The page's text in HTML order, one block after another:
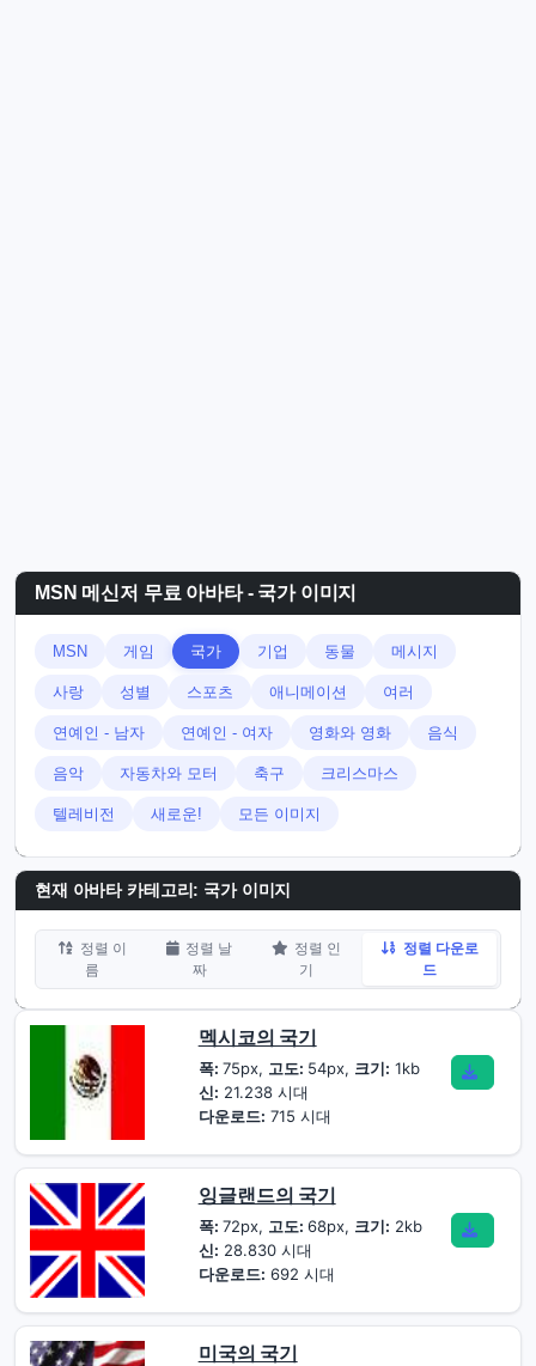
MSN 메신저 무료 아바타 - 국가 이미지
MSN 게임 국가 기업 동물 메시지
사랑 성별 스포츠 애니메이션 여러
연예인 - 남자 연예인 - 여자 영화와 영화 음식
음악 자동차와 모터 축구 크리스마스
텔레비전 새로운! 모든 이미지
현재 아바타 카테고리: 국가 이미지
정렬 이
름
정렬 날
짜
정렬 인
기
정렬 다운로
드
멕시코의 국기
폭: 75px, 고도: 54px, 크기: 1kb
신: 21.238 시대
다운로드: 715 시대
잉글랜드의 국기
폭: 72px, 고도: 68px, 크기: 2kb
신: 28.830 시대
다운로드: 692 시대
미국의 국기